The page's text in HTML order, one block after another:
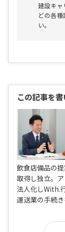
建設キ
どの各
い。
この記事を
飲食店備品の
取得し独立。
法人化しWith.
運送業の手続き